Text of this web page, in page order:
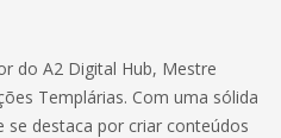
do A2 Digital Hub, Mestre
Templárias. Com uma sólida
se destaca por criar conteúdos